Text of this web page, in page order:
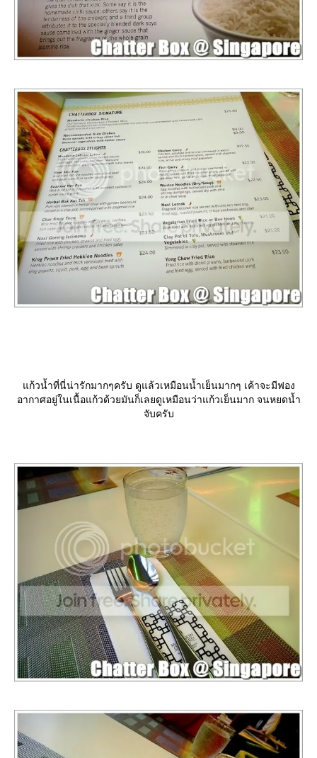
ก้วน้ำที่นี่น่ารักมากๆครับ ดูแล้วเหมือนน้ำเย็นมากๆ เค้าจะมีฟอง
อากาศอยู่ในเนื้อแก้วด้วยมันก็เลยดูเหมือนว่าแก้วเย็นมาก จนหยดน้ำ
จับครับ